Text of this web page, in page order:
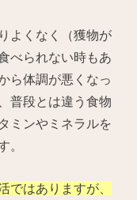
よくなく（獲物が
べられない時もあ
ら体調が悪くなっ
普段とは違う食物
ミンやミネラルを
。
ではありますが、